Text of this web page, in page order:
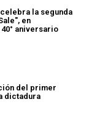
la segunda
en
aniversario
del primer
dictadura